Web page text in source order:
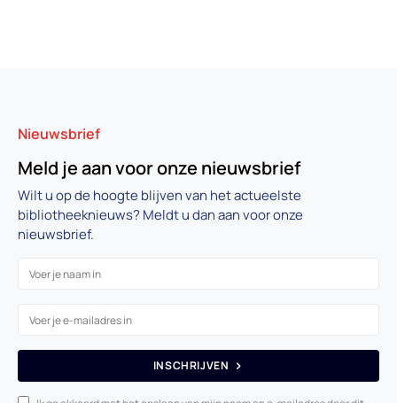
Nieuwsbrief
Meld je aan voor onze nieuwsbrief
Wilt u op de hoogte blijven van het actueelste
bibliotheeknieuws? Meldt u dan aan voor onze
nieuwsbrief.
INSCHRIJVEN